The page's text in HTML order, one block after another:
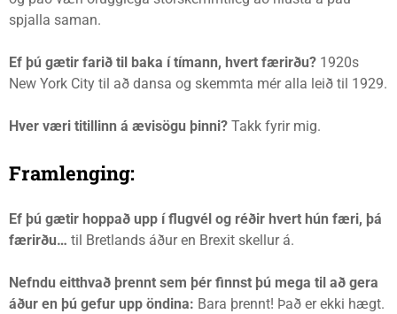
spjalla saman.
Ef þú gætir farið til baka í tímann, hvert færirðu? 1920s
New York City til að dansa og skemmta mér alla leið til 1929.
Hver væri titillinn á ævisögu þinni? Takk fyrir mig.
Framlenging:
Ef þú gætir hoppað upp í flugvél og réðir hvert hún færi, þá
færirðu… til Bretlands áður en Brexit skellur á.
Nefndu eitthvað þrennt sem þér finnst þú mega til að gera
áður en þú gefur upp öndina: Bara þrennt! Það er ekki hægt.